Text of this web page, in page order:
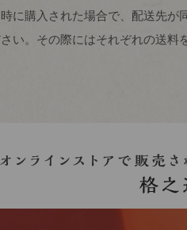
に購入された場合で、配送先が
い。その際にはそれぞれの送料